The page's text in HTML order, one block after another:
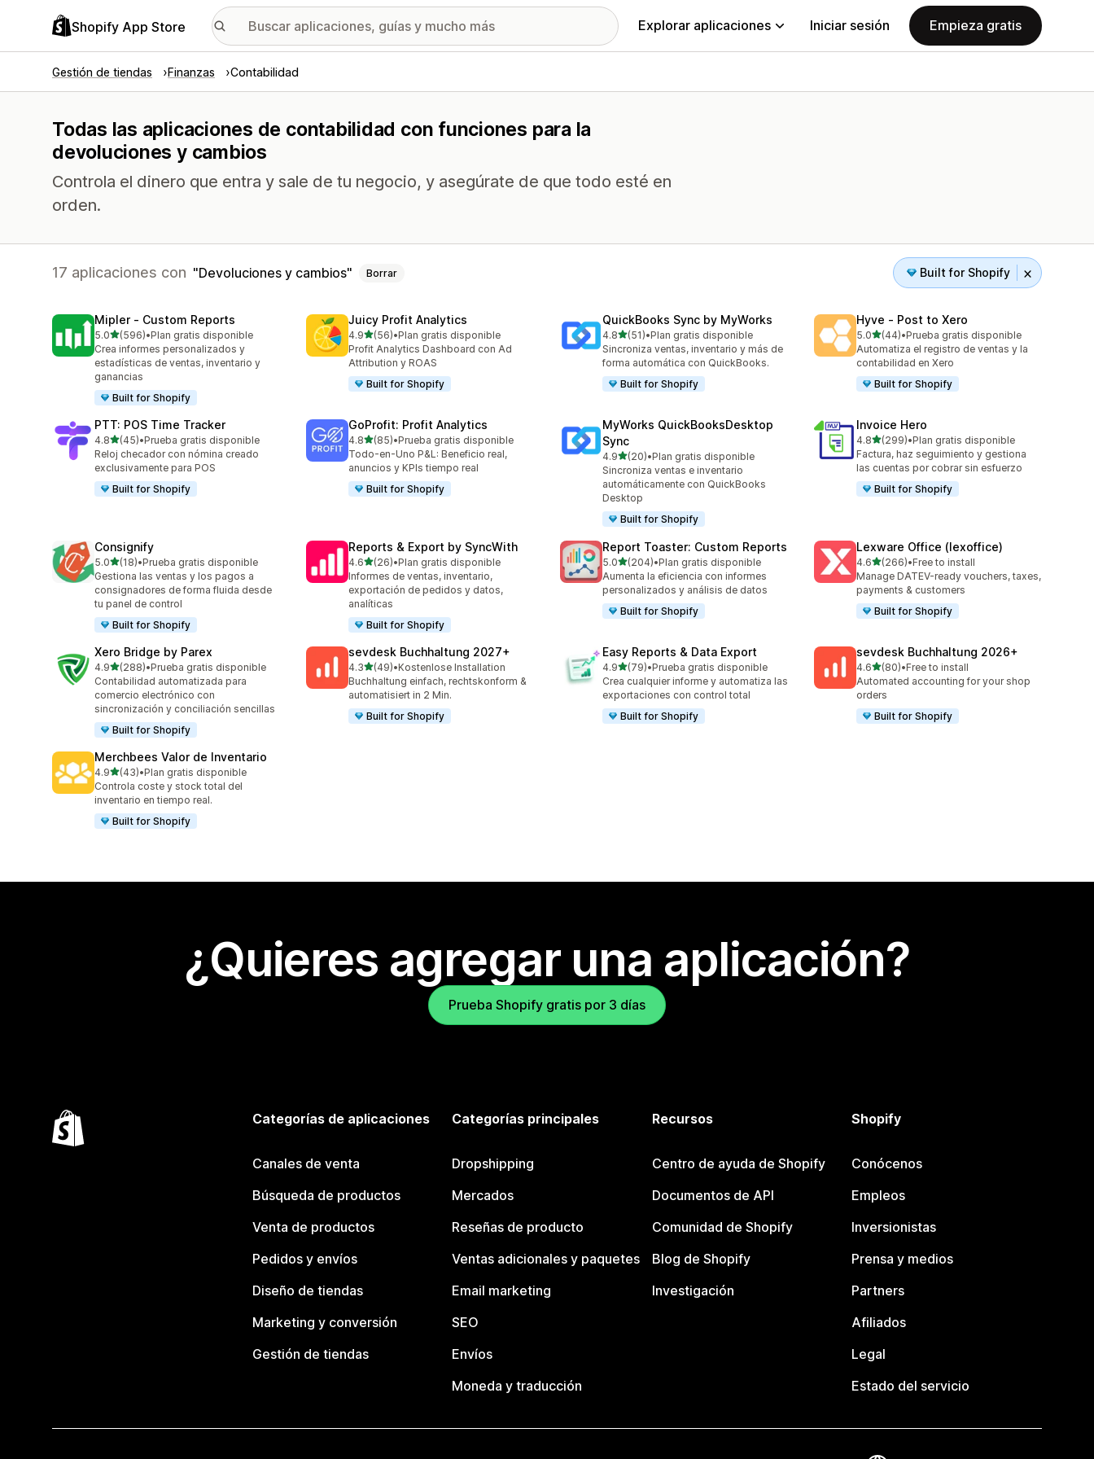
Shopify App Store Explorar aplicaciones Iniciar sesión Empieza gratis
Gestión de tiendas Finanzas Contabilidad
Todas las aplicaciones de contabilidad con funciones para la
devoluciones y cambios
Controla el dinero que entra y sale de tu negocio, y asegúrate de que todo esté en
orden.
17 aplicaciones con Devoluciones y cambios Borrar Built for Shopify
Mipler ‑ Custom Reports
5.0de 5 estrellas
(596)
596 reseñas en total
•Plan gratis disponible
Crea informes personalizados y
estadísticas de ventas, inventario y
ganancias
Built for Shopify
Juicy Profit Analytics
4.9de 5 estrellas
(56)
56 reseñas en total
•Plan gratis disponible
Profit Analytics Dashboard con Ad
Attribution y ROAS
Built for Shopify
QuickBooks Sync by MyWorks
4.8de 5 estrellas
(51)
51 reseñas en total
•Plan gratis disponible
Sincroniza ventas, inventario y más de
forma automática con QuickBooks.
Built for Shopify
Hyve ‑ Post to Xero
5.0de 5 estrellas
(44)
44 reseñas en total
•Prueba gratis disponible
Automatiza el registro de ventas y la
contabilidad en Xero
Built for Shopify
PTT: POS Time Tracker
4.8de 5 estrellas
(45)
45 reseñas en total
•Prueba gratis disponible
Reloj checador con nómina creado
exclusivamente para POS
Built for Shopify
GoProfit: Profit Analytics
4.8de 5 estrellas
(85)
85 reseñas en total
•Prueba gratis disponible
Todo-en-Uno P&L: Beneficio real,
anuncios y KPIs tiempo real
Built for Shopify
MyWorks QuickBooksDesktop
Sync
4.9de 5 estrellas
(20)
20 reseñas en total
•Plan gratis disponible
Sincroniza ventas e inventario
automáticamente con QuickBooks
Desktop
Built for Shopify
Invoice Hero
4.8de 5 estrellas
(299)
299 reseñas en total
•Plan gratis disponible
Factura, haz seguimiento y gestiona
las cuentas por cobrar sin esfuerzo
Built for Shopify
Consignify
5.0de 5 estrellas
(18)
18 reseñas en total
•Prueba gratis disponible
Gestiona las ventas y los pagos a
consignadores de forma fluida desde
tu panel de control
Built for Shopify
Reports & Export by SyncWith
4.6de 5 estrellas
(26)
26 reseñas en total
•Plan gratis disponible
Informes de ventas, inventario,
exportación de pedidos y datos,
analíticas
Built for Shopify
Report Toaster: Custom Reports
5.0de 5 estrellas
(204)
204 reseñas en total
•Plan gratis disponible
Aumenta la eficiencia con informes
personalizados y análisis de datos
Built for Shopify
Lexware Office (lexoffice)
4.6de 5 estrellas
(266)
266 reseñas en total
•Free to install
Manage DATEV-ready vouchers, taxes,
payments & customers
Built for Shopify
Xero Bridge by Parex
4.9de 5 estrellas
(288)
288 reseñas en total
•Prueba gratis disponible
Contabilidad automatizada para
comercio electrónico con
sincronización y conciliación sencillas
Built for Shopify
sevdesk Buchhaltung 2027+
4.3de 5 estrellas
(49)
49 reseñas en total
•Kostenlose Installation
Buchhaltung einfach, rechtskonform &
automatisiert in 2 Min.
Built for Shopify
Easy Reports & Data Export
4.9de 5 estrellas
(79)
79 reseñas en total
•Prueba gratis disponible
Crea cualquier informe y automatiza las
exportaciones con control total
Built for Shopify
sevdesk Buchhaltung 2026+
4.6de 5 estrellas
(80)
80 reseñas en total
•Free to install
Automated accounting for your shop
orders
Built for Shopify
Merchbees Valor de Inventario
4.9de 5 estrellas
(43)
43 reseñas en total
•Plan gratis disponible
Controla coste y stock total del
inventario en tiempo real.
Built for Shopify
¿Quieres agregar una aplicación?
Prueba Shopify gratis por 3 días
Categorías de aplicaciones
Canales de venta
Búsqueda de productos
Venta de productos
Pedidos y envíos
Diseño de tiendas
Marketing y conversión
Gestión de tiendas
Categorías principales
Dropshipping
Mercados
Reseñas de producto
Ventas adicionales y paquetes
Email marketing
SEO
Envíos
Moneda y traducción
Recursos
Centro de ayuda de Shopify
Documentos de API
Comunidad de Shopify
Blog de Shopify
Investigación
Shopify
Conócenos
Empleos
Inversionistas
Prensa y medios
Partners
Afiliados
Legal
Estado del servicio